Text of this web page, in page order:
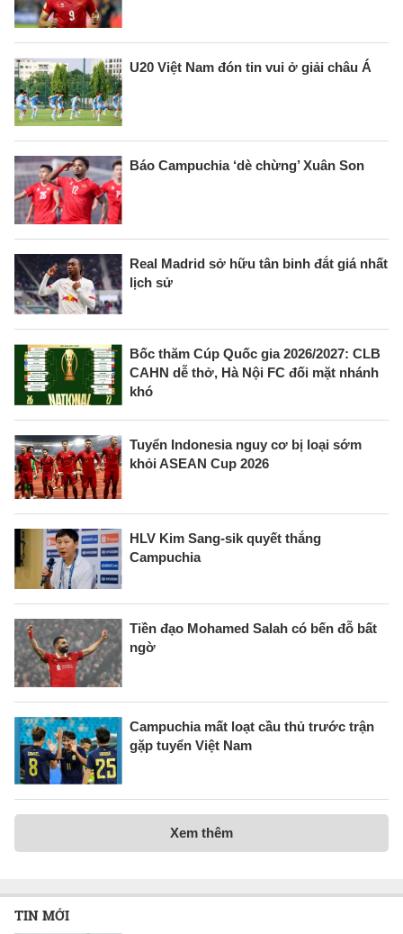
U20 Việt Nam đón tin vui ở giải châu Á
Báo Campuchia ‘dè chừng’ Xuân Son
Real Madrid sở hữu tân binh đắt giá nhất
lịch sử
Bốc thăm Cúp Quốc gia 2026/2027: CLB
CAHN dễ thở, Hà Nội FC đối mặt nhánh
khó
Tuyển Indonesia nguy cơ bị loại sớm
khỏi ASEAN Cup 2026
HLV Kim Sang-sik quyết thắng
Campuchia
Tiền đạo Mohamed Salah có bến đỗ bất
ngờ
Campuchia mất loạt cầu thủ trước trận
gặp tuyển Việt Nam
Xem thêm
TIN MỚI